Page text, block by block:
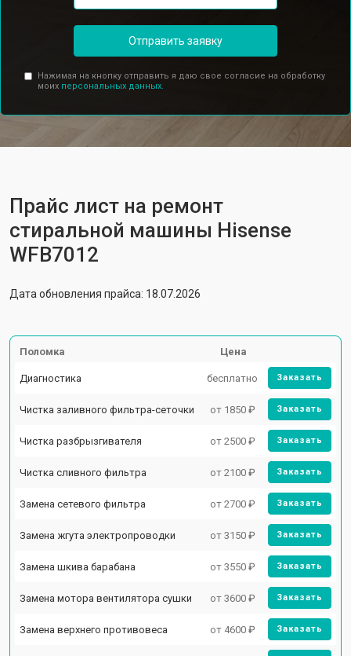
Отправить заявку
Нажимая на кнопку отправить я даю свое согласие на обработку
моих персональных данных.
Прайс лист на ремонт
стиральной машины Hisense
WFB7012
Дата обновления прайса: 18.07.2026
Поломка Цена
Диагностика бесплатно Заказать
Чистка заливного фильтра-сеточки от 1850 ₽ Заказать
Чистка разбрызгивателя от 2500 ₽ Заказать
Чистка сливного фильтра от 2100 ₽ Заказать
Замена сетевого фильтра от 2700 ₽ Заказать
Замена жгута электропроводки от 3150 ₽ Заказать
Замена шкива барабана от 3550 ₽ Заказать
Замена мотора вентилятора сушки от 3600 ₽ Заказать
Замена верхнего противовеса от 4600 ₽ Заказать